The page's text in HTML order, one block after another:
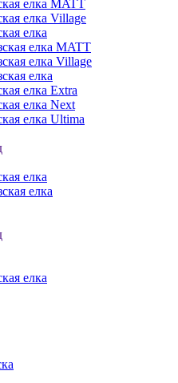
елка MATT
елка Village
елка
елка MATT
елка Village
елка
елка Extra
елка Next
елка Ultima
елка
елка
елка